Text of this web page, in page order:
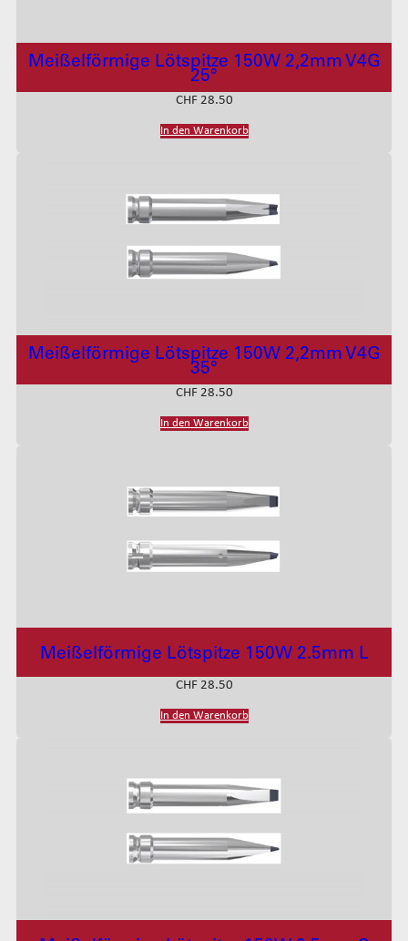
Meißelförmige Lötspitze 150W 2,2mm V4G
25°
CHF28.50
In den Warenkorb
Meißelförmige Lötspitze 150W 2,2mm V4G
35°
CHF28.50
In den Warenkorb
Meißelförmige Lötspitze 150W 2.5mm L
CHF28.50
In den Warenkorb